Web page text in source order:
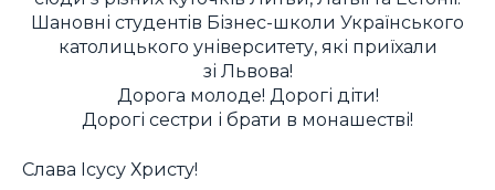
Шановні студентів Бізнес-школи Українського
католицького університету, які приїхали
зі Львова!
Дорога молоде! Дорогі діти!
Дорогі сестри і брати в монашестві!
Слава Ісусу Христу!